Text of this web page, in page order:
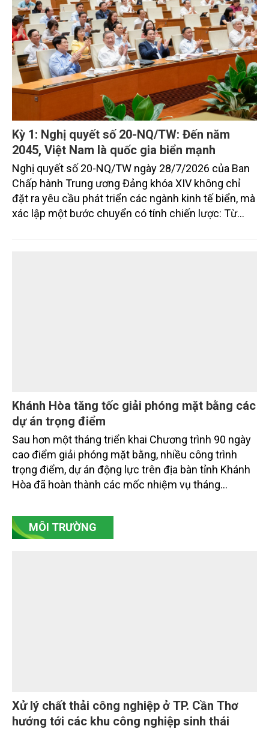
Kỳ 1: Nghị quyết số 20-NQ/TW: Đến năm
2045, Việt Nam là quốc gia biển mạnh
Nghị quyết số 20-NQ/TW ngày 28/7/2026 của Ban
Chấp hành Trung ương Đảng khóa XIV không chỉ
đặt ra yêu cầu phát triển các ngành kinh tế biển, mà
xác lập một bước chuyển có tính chiến lược: Từ
"phát triển kinh tế ven biển" sang "xây dựng quốc
Khánh Hòa tăng tốc giải phóng mặt bằng các
dự án trọng điểm
Sau hơn một tháng triển khai Chương trình 90 ngày
cao điểm giải phóng mặt bằng, nhiều công trình
trọng điểm, dự án động lực trên địa bàn tỉnh Khánh
Hòa đã hoàn thành các mốc nhiệm vụ tháng
vụ tháng 8 và tháng 9 đang được tiếp tục triển khai
với tiến độ khác nhau.
MÔI TRƯỜNG
Xử lý chất thải công nghiệp ở TP. Cần Thơ
hướng tới các khu công nghiệp sinh thái